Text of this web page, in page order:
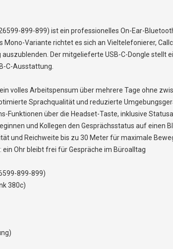
899-899) ist ein professionelles On-Ear-
Variante richtet es sich an Vieltelefonierer,
Der mitgelieferte USB-C-Dongle
C-Ausstattung.
volles Arbeitspensum über mehrere Tage ohne
Sprachqualität und reduzierte
über die Headset-Taste, inklusive
und Kollegen den Gesprächsstatus auf einen
und Reichweite bis zu 30 Meter für maximale
Ohr bleibt frei für Gespräche im Büroalltag
899-899)
380c)